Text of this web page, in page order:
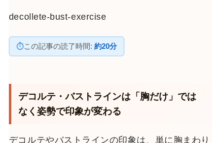
decollete-bust-exercise
⏱この記事の読了時間: 約20分
デコルテ・バストラインは「胸だけ」では
なく姿勢で印象が変わる
デコルテやバストラインの印象は、単に胸まわり